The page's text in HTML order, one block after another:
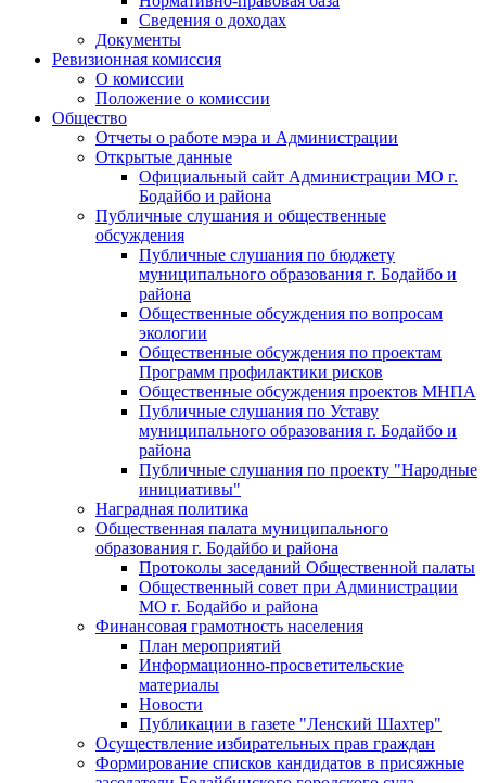
Сведения о доходах
Документы
Ревизионная комиссия
О комиссии
Положение о комиссии
Общество
Отчеты о работе мэра и Администрации
Открытые данные
Официальный сайт Администрации МО г.
Бодайбо и района
Публичные слушания и общественные
обсуждения
Публичные слушания по бюджету
муниципального образования г. Бодайбо и
района
Общественные обсуждения по вопросам
экологии
Общественные обсуждения по проектам
Программ профилактики рисков
Общественные обсуждения проектов МНПА
Публичные слушания по Уставу
муниципального образования г. Бодайбо и
района
Публичные слушания по проекту "Народные
инициативы"
Наградная политика
Общественная палата муниципального
образования г. Бодайбо и района
Протоколы заседаний Общественной палаты
Общественный совет при Администрации
МО г. Бодайбо и района
Финансовая грамотность населения
План мероприятий
Информационно-просветительские
материалы
Новости
Публикации в газете "Ленский Шахтер"
Осуществление избирательных прав граждан
Формирование списков кандидатов в присяжные